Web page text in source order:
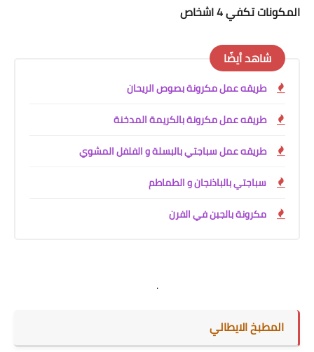
المكونات تكفي 4 اشخاص
شاهد أيضًا
طريقه عمل مكرونة بصوص الريحان
طريقه عمل مكرونة بالكريمة المدخنة
طريقه عمل سباجتي بالبسلة و الفلفل المشوي
سباجتي بالباذنجان و الطماطم
مكرونة بالجبن في الفرن
.
المطبخ الايطالي